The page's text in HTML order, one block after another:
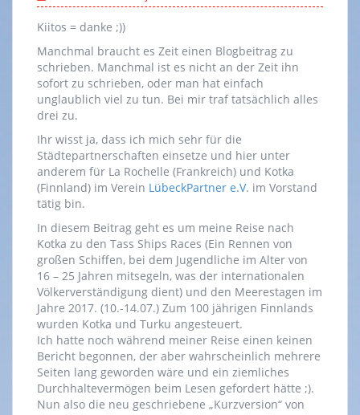
Kiitos = danke ;))
Manchmal braucht es Zeit einen Blogbeitrag zu
schrieben. Manchmal ist es nicht an der Zeit ihn
sofort zu schrieben, oder man hat einfach
unglaublich viel zu tun. Bei mir traf tatsächlich alles
drei zu.
Ihr wisst ja, dass ich mich sehr für die
Städtepartnerschaften einsetze und hier unter
anderem für La Rochelle (Frankreich) und Kotka
(Finnland) im Verein LübeckPartner e.V. im Vorstand
tätig bin.
In diesem Beitrag geht es um meine Reise nach
Kotka zu den Tass Ships Races (Ein Rennen von
großen Schiffen, bei dem Jugendliche im Alter von
16 – 25 Jahren mitsegeln, was der internationalen
Völkerverständigung dient) und den Meerestagen im
Jahre 2017. (10.-14.07.) Zum 100 jährigen Finnlands
wurden Kotka und Turku angesteuert.
Ich hatte noch während meiner Reise einen keinen
Bericht begonnen, der aber wahrscheinlich mehrere
Seiten lang geworden wäre und ein ziemliches
Durchhaltevermögen beim Lesen gefordert hätte ;).
Nun also die neu geschriebene „Kurzversion“ von